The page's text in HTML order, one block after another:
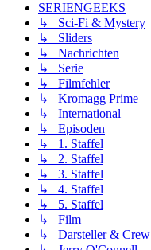
SERIENGEEKS
↳ Sci-Fi & Mystery
↳ Sliders
↳ Nachrichten
↳ Serie
↳ Filmfehler
↳ Kromagg Prime
↳ International
↳ Episoden
↳ 1. Staffel
↳ 2. Staffel
↳ 3. Staffel
↳ 4. Staffel
↳ 5. Staffel
↳ Film
↳ Darsteller & Crew